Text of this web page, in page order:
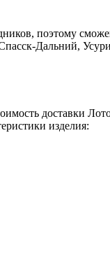
поэтому
Дальний,
доставки
изделия: